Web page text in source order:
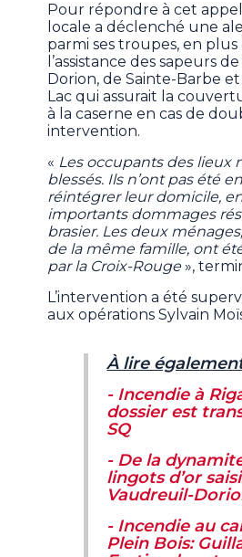
Pour répondre à cet
locale a déclenché une
parmi ses troupes, en
l’assistance des sapeurs
Dorion, de Sainte-Barbe
Lac qui assurait la
à la caserne en cas de
intervention.
« Les occupants des lieux
blessés. Ils n’ont pas été
réintégrer leur domicile,
importants dommages
brasier. Les deux
de la même famille, ont
par la Croix-Rouge»,
L’intervention a été
aux opérations Sylvain
À lire
- Incendie à
dossier est
SQ
- De la
lingots d’or
Vaudreuil-
- Incendie au
Plein Bois: